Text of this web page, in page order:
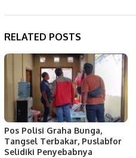
RELATED POSTS
Pos Polisi Graha Bunga,
Tangsel Terbakar, Puslabfor
Selidiki Penyebabnya